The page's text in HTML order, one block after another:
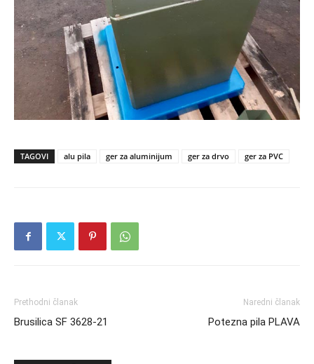
TAGOVI alu pila ger za aluminijum ger za drvo ger za PVC
Prethodni članak
Brusilica SF 3628-21
Naredni članak
Potezna pila PLAVA